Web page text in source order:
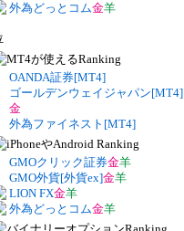
外為どっとコム金羊
OANDA証券[MT4]
ゴールデンウェイジャパン[MT4]
金
外為ファイネスト[MT4]
GMOクリック証券金羊
GMO外貨[外貨ex]金羊
LION FX金羊
外為どっとコム金羊